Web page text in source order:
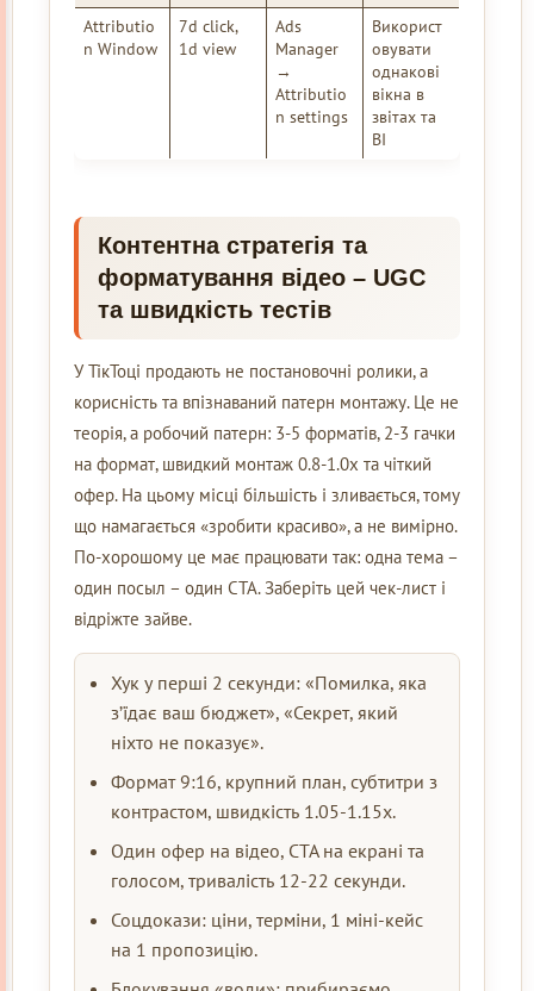
Attributio
n Window
7d click,
1d view
Ads
Manager
→
Attributio
n settings
Використ
овувати
однакові
вікна в
звітах та
BI
Контентна стратегія та
форматування відео – UGC
та швидкість тестів
У ТікТоці продають не постановочні ролики, а
корисність та впізнаваний патерн монтажу. Це не
теорія, а робочий патерн: 3-5 форматів, 2-3 гачки
на формат, швидкий монтаж 0.8-1.0x та чіткий
офер. На цьому місці більшість і зливається, тому
що намагається «зробити красиво», а не вимірно.
По-хорошому це має працювати так: одна тема –
один посыл – один CTA. Заберіть цей чек-лист і
відріжте зайве.
Хук у перші 2 секунди: «Помилка, яка
з’їдає ваш бюджет», «Секрет, який
ніхто не показує».
Формат 9:16, крупний план, субтитри з
контрастом, швидкість 1.05-1.15x.
Один офер на відео, CTA на екрані та
голосом, тривалість 12-22 секунди.
Соцдокази: ціни, терміни, 1 міні-кейс
на 1 пропозицію.